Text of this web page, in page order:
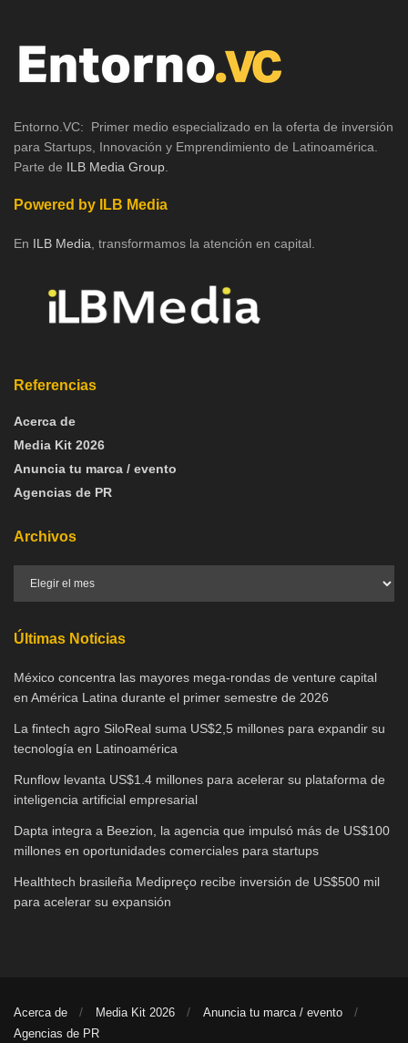
Entorno.VC: Primer medio especializado en la oferta de inversión
para Startups, Innovación y Emprendimiento de Latinoamérica.
Parte de ILB Media Group
Powered by ILB Media
En ILB Media , transformamos la atención en capital.
Referencias
Acerca de
Media Kit 2026
Anuncia tu marca / evento
Agencias de PR
Archivos
Últimas Noticias
México concentra las mayores mega-rondas de venture capital
en América Latina durante el primer semestre de 2026
La fintech agro SiloReal suma US$2,5 millones para expandir su
tecnología en Latinoamérica
Runflow levanta US$1.4 millones para acelerar su plataforma de
inteligencia artificial empresarial
Dapta integra a Beezion, la agencia que impulsó más de US$100
millones en oportunidades comerciales para startups
Healthtech brasileña Medipreço recibe inversión de US$500 mil
para acelerar su expansión
Acerca de Media Kit 2026
Anuncia tu marca / evento
Agencias de PR